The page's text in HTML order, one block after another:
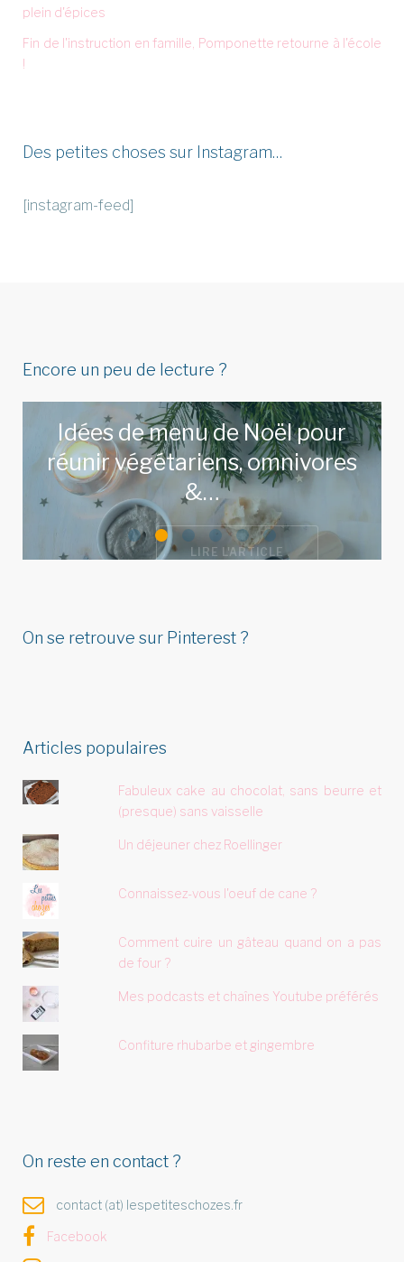
plein d'épices
Fin de l'instruction en famille, Pomponette retourne à l'école
!
Des petites choses sur Instagram…
[instagram-feed]
Encore un peu de lecture ?
Idées de menu de Noël pour
réunir végétariens, omnivores
&…
LIRE L'ARTICLE
On se retrouve sur Pinterest ?
Articles populaires
Fabuleux cake au chocolat, sans beurre et
(presque) sans vaisselle
Un déjeuner chez Roellinger
Connaissez-vous l'oeuf de cane ?
Comment cuire un gâteau quand on a pas
de four ?
Mes podcasts et chaînes Youtube préférés
Confiture rhubarbe et gingembre
On reste en contact ?
contact (at) lespetiteschozes.fr
Facebook